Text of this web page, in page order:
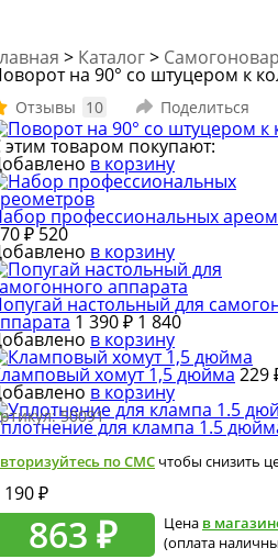
> Каталог>
на 90° со штуцером к
Отзывы 10 Поделиться
этим товаром покупают:
в корзину
профессиональных
₽520
в корзину
настольный для
1 390 ₽ 1 840
в корзину
хомут 1,5 дюйма 229
в корзину
для клампа 1.5
50091
по СМС чтобы снизить
190 ₽
863 ₽ Цена в
(оплата